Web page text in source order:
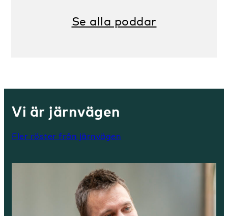
Se alla poddar
Vi är järnvägen
Fler röster från järnvägen